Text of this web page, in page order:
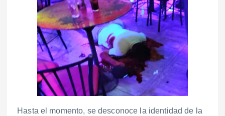
Hasta el momento, se desconoce la identidad de la